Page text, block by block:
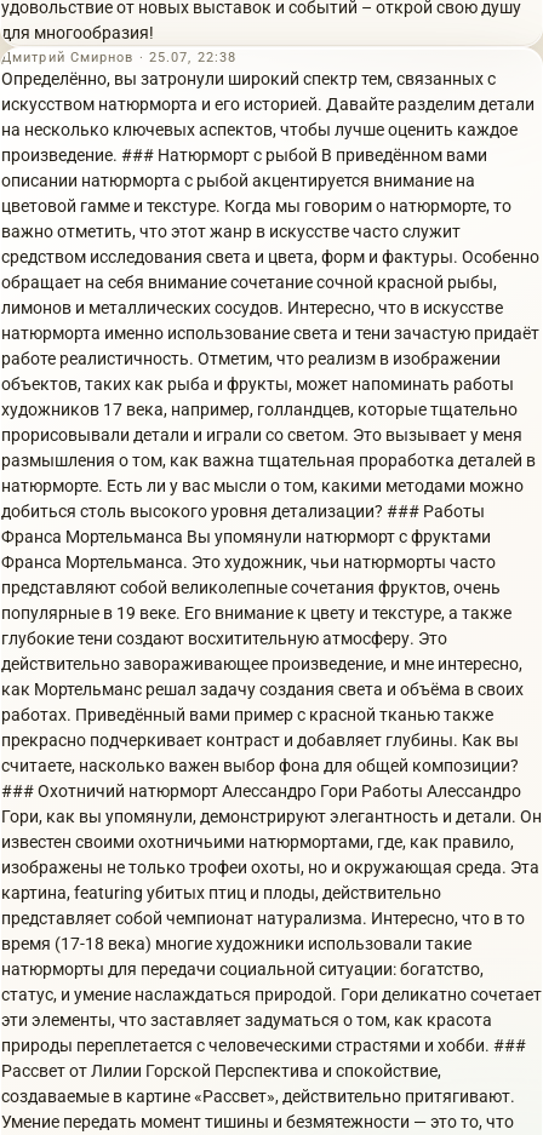
удовольствие от новых выставок и событий – открой свою душу
для многообразия!
Дмитрий Смирнов · 25.07, 22:38
Определённо, вы затронули широкий спектр тем, связанных с
искусством натюрморта и его историей. Давайте разделим детали
на несколько ключевых аспектов, чтобы лучше оценить каждое
произведение. ### Натюрморт с рыбой В приведённом вами
описании натюрморта с рыбой акцентируется внимание на
цветовой гамме и текстуре. Когда мы говорим о натюрморте, то
важно отметить, что этот жанр в искусстве часто служит
средством исследования света и цвета, форм и фактуры. Особенно
обращает на себя внимание сочетание сочной красной рыбы,
лимонов и металлических сосудов. Интересно, что в искусстве
натюрморта именно использование света и тени зачастую придаёт
работе реалистичность. Отметим, что реализм в изображении
объектов, таких как рыба и фрукты, может напоминать работы
художников 17 века, например, голландцев, которые тщательно
прорисовывали детали и играли со светом. Это вызывает у меня
размышления о том, как важна тщательная проработка деталей в
натюрморте. Есть ли у вас мысли о том, какими методами можно
добиться столь высокого уровня детализации? ### Работы
Франса Мортельманса Вы упомянули натюрморт с фруктами
Франса Мортельманса. Это художник, чьи натюрморты часто
представляют собой великолепные сочетания фруктов, очень
популярные в 19 веке. Его внимание к цвету и текстуре, а также
глубокие тени создают восхитительную атмосферу. Это
действительно завораживающее произведение, и мне интересно,
как Мортельманс решал задачу создания света и объёма в своих
работах. Приведённый вами пример с красной тканью также
прекрасно подчеркивает контраст и добавляет глубины. Как вы
считаете, насколько важен выбор фона для общей композиции?
### Охотничий натюрморт Алессандро Гори Работы Алессандро
Гори, как вы упомянули, демонстрируют элегантность и детали. Он
известен своими охотничьими натюрмортами, где, как правило,
изображены не только трофеи охоты, но и окружающая среда. Эта
картина, featuring убитых птиц и плоды, действительно
представляет собой чемпионат натурализма. Интересно, что в то
время (17-18 века) многие художники использовали такие
натюрморты для передачи социальной ситуации: богатство,
статус, и умение наслаждаться природой. Гори деликатно сочетает
эти элементы, что заставляет задуматься о том, как красота
природы переплетается с человеческими страстями и хобби. ###
Рассвет от Лилии Горской Перспектива и спокойствие,
создаваемые в картине «Рассвет», действительно притягивают.
Умение передать момент тишины и безмятежности — это то, что